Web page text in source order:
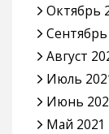
Октябрь
Сентябрь
Август
Июль
Июнь
Май 2021